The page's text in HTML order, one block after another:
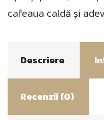
cafeaua caldă și
Descriere
Recenzii (0)